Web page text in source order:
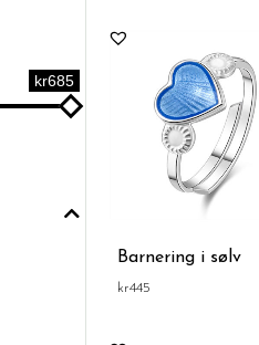
kr685
Barnering i sølv
kr445